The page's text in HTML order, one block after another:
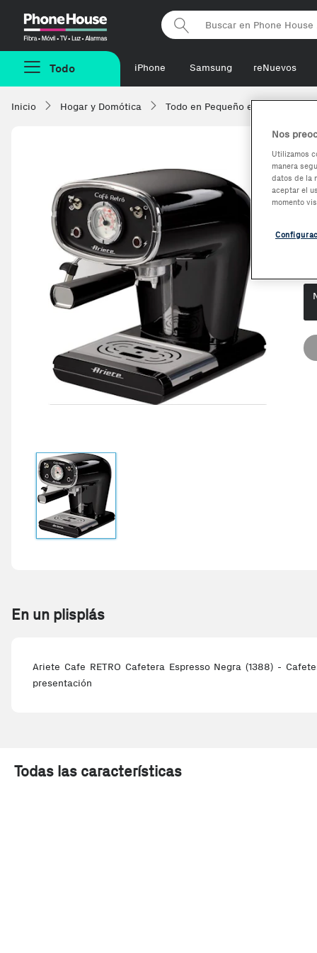
Phonehouse
Todo iPhone Samsung reNuevos
Inicio Hogar y Domótica Todo en Pequeño
En un plisplás
Ariete Cafe RETRO Cafetera Espresso Negra (1388) -
presentación
Todas las características
Nos
Utilizamos
manera
datos de la
aceptar el
momento